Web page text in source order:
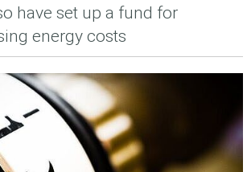
have set up a fund for
energy costs